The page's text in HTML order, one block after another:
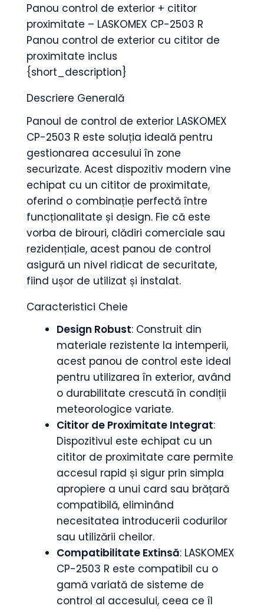
Panou control de exterior + cititor
proximitate – LASKOMEX CP-2503 R
Panou control de exterior cu cititor de
proximitate inclus
{short_description}
Descriere Generală
Panoul de control de exterior LASKOMEX
CP-2503 R este soluția ideală pentru
gestionarea accesului în zone
securizate. Acest dispozitiv modern vine
echipat cu un cititor de proximitate,
oferind o combinație perfectă între
funcționalitate și design. Fie că este
vorba de birouri, clădiri comerciale sau
rezidențiale, acest panou de control
asigură un nivel ridicat de securitate,
fiind ușor de utilizat și instalat.
Caracteristici Cheie
Design Robust: Construit din
materiale rezistente la intemperii,
acest panou de control este ideal
pentru utilizarea în exterior, având
o durabilitate crescută în condiții
meteorologice variate.
Cititor de Proximitate Integrat:
Dispozitivul este echipat cu un
cititor de proximitate care permite
accesul rapid și sigur prin simpla
apropiere a unui card sau brățară
compatibilă, eliminând
necesitatea introducerii codurilor
sau utilizării cheilor.
Compatibilitate Extinsă: LASKOMEX
CP-2503 R este compatibil cu o
gamă variată de sisteme de
control al accesului, ceea ce îl